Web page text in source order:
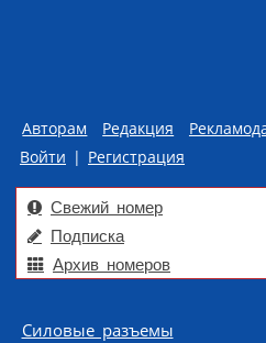
Авторам Редакция
Войти | Регистрация
Свежий номер
Подписка
Архив номеров
Skip to content
Силовые разъемы